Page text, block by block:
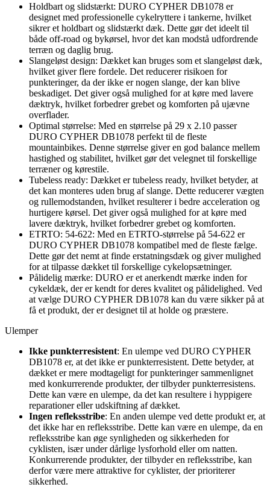
Holdbart og slidstærkt: DURO CYPHER DB1078 er
designet med professionelle cykelryttere i tankerne, hvilket
sikrer et holdbart og slidstærkt dæk. Dette gør det ideelt til
både off-road og bykørsel, hvor det kan modstå udfordrende
terræn og daglig brug.
Slangeløst design: Dækket kan bruges som et slangeløst dæk,
hvilket giver flere fordele. Det reducerer risikoen for
punkteringer, da der ikke er nogen slange, der kan blive
beskadiget. Det giver også mulighed for at køre med lavere
dæktryk, hvilket forbedrer grebet og komforten på ujævne
overflader.
Optimal størrelse: Med en størrelse på 29 x 2.10 passer
DURO CYPHER DB1078 perfekt til de fleste
mountainbikes. Denne størrelse giver en god balance mellem
hastighed og stabilitet, hvilket gør det velegnet til forskellige
terræner og kørestile.
Tubeless ready: Dækket er tubeless ready, hvilket betyder, at
det kan monteres uden brug af slange. Dette reducerer vægten
og rullemodstanden, hvilket resulterer i bedre acceleration og
hurtigere kørsel. Det giver også mulighed for at køre med
lavere dæktryk, hvilket forbedrer grebet og komforten.
ETRTO: 54-622: Med en ETRTO-størrelse på 54-622 er
DURO CYPHER DB1078 kompatibel med de fleste fælge.
Dette gør det nemt at finde erstatningsdæk og giver mulighed
for at tilpasse dækket til forskellige cykelopsætninger.
Pålidelig mærke: DURO er et anerkendt mærke inden for
cykeldæk, der er kendt for deres kvalitet og pålidelighed. Ved
at vælge DURO CYPHER DB1078 kan du være sikker på at
få et produkt, der er designet til at holde og præstere.
Ulemper
Ikke punkterresistent: En ulempe ved DURO CYPHER
DB1078 er, at det ikke er punkterresistent. Dette betyder, at
dækket er mere modtageligt for punkteringer sammenlignet
med konkurrerende produkter, der tilbyder punkterresistens.
Dette kan være en ulempe, da det kan resultere i hyppigere
reparationer eller udskiftning af dækket.
Ingen refleksstribe: En anden ulempe ved dette produkt er, at
det ikke har en refleksstribe. Dette kan være en ulempe, da en
refleksstribe kan øge synligheden og sikkerheden for
cyklisten, især under dårlige lysforhold eller om natten.
Konkurrerende produkter, der tilbyder en refleksstribe, kan
derfor være mere attraktive for cyklister, der prioriterer
sikkerhed.